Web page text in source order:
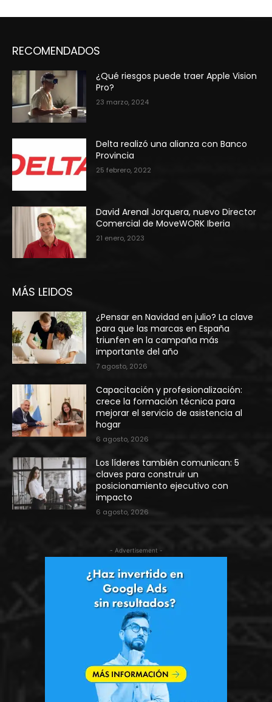
RECOMENDADOS
¿Qué riesgos puede traer Apple Vision
Pro?
23 marzo, 2024
Delta realizó una alianza con Banco
Provincia
25 febrero, 2022
David Arenal Jorquera, nuevo Director
Comercial de MoveWORK Iberia
21 enero, 2023
MÁS LEIDOS
¿Pensar en Navidad en julio? La clave
para que las marcas en España
triunfen en la campaña más
importante del año
7 agosto, 2026
Capacitación y profesionalización:
crece la formación técnica para
mejorar el servicio de asistencia al
hogar
6 agosto, 2026
Los líderes también comunican: 5
claves para construir un
posicionamiento ejecutivo con
impacto
6 agosto, 2026
- Advertisement -